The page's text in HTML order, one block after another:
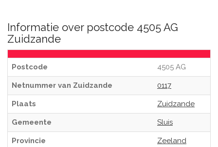
Informatie over postcode 4505 AG
Zuidzande
Postcode 4505 AG
Netnummer van Zuidzande 0117
Plaats Zuidzande
Gemeente Sluis
Provincie Zeeland